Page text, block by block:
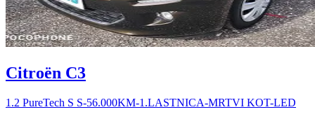
Citroën C3
1.2 PureTech S S-56.000KM-1.LASTNICA-MRTVI KOT-LED